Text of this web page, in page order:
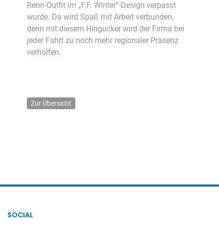
Renn-Outfit im „F.F. Winter“-Design verpasst
wurde. Da wird Spaß mit Arbeit verbunden,
denn mit diesem Hingucker wird der Firma bei
jeder Fahrt zu noch mehr regionaler Präsenz
verholfen.
Zur Übersicht
SOCIAL